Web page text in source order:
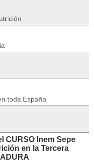
toda España
CURSO Inem Sepe
en la Tercera